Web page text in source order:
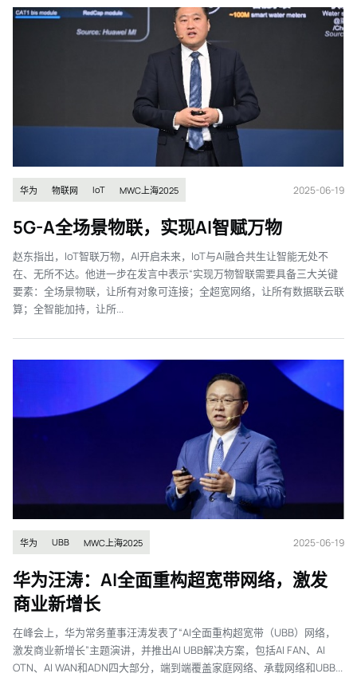
华为 物联网 IoT MWC上海2025 2025-06-19
5G-A全场景物联，实现AI智赋万物
赵东指出，IoT智联万物，AI开启未来，IoT与AI融合共生让智能无处不
在、无所不达。他进一步在发言中表示“实现万物智联需要具备三大关键
要素：全场景物联，让所有对象可连接；全超宽网络，让所有数据联云联
算；全智能加持，让所...
华为 UBB MWC上海2025 2025-06-19
华为汪涛：AI全面重构超宽带网络，激发
商业新增长
在峰会上，华为常务董事汪涛发表了“AI全面重构超宽带（UBB）网络，
激发商业新增长”主题演讲，并推出AI UBB解决方案，包括AI FAN、AI
OTN、AI WAN和ADN四大部分，端到端覆盖家庭网络、承载网络和UBB...